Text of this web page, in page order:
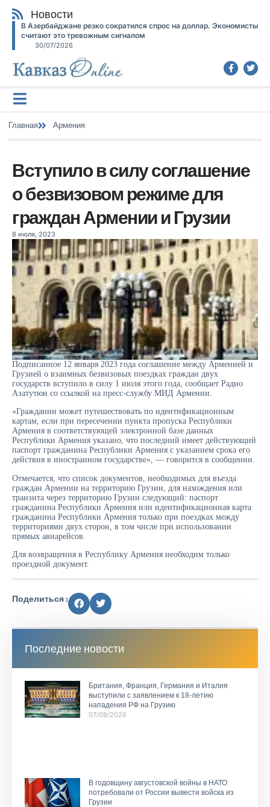
Новости
В Азербайджане резко сократился спрос на доллар. Экономисты
считают это тревожным сигналом
30/07/2026
Главная Армения
Вступило в силу соглашение
о безвизовом режиме для
граждан Армении и Грузии
8 июля, 2023
Подписанное 12 января 2023 года соглашение между Арменией и
Грузией о взаимных безвизовых поездках граждан двух
государств вступило в силу 1 июля этого года, сообщает Радио
Азатутюн со ссылкой на пресс-службу МИД Армении.
«Гражданин может путешествовать по идентификационным
картам, если при пересечении пункта пропуска Республики
Армения в соответствующей электронной базе данных
Республики Армения указано, что последний имеет действующий
паспорт гражданина Республики Армения с указанием срока его
действия в иностранном государстве», — говорится в сообщении.
Отмечается, что список документов, необходимых для въезда
граждан Армении на территорию Грузии, для нахождения или
транзита через территорию Грузии следующий: паспорт
гражданина Республики Армения или идентификационная карта
гражданина Республики Армения только при поездках между
территориями двух сторон, в том числе при использовании
прямых авиарейсов.
Для возвращения в Республику Армения необходим только
проездной документ.
Поделиться :
Последние новости
Британия, Франция, Германия и Италия
выступили с заявлением к 18-летию
нападения РФ на Грузию
07/08/2026
В годовщину августовской войны в НАТО
потребовали от России вывести войска из
Грузии